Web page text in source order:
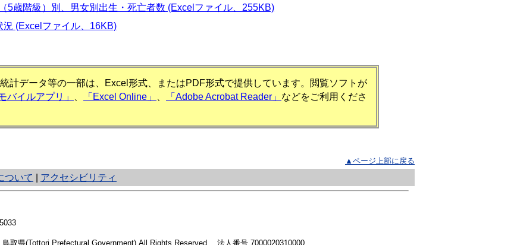
5歳階級）別、男女別出生・死亡者数 (Excelファイル、255KB)
(Excelファイル、16KB)
計データ等の一部は、Excel形式、またはPDF形式で提供しています。閲覧ソフトが
バイルアプリ」 「Excel Online」 「Adobe Acrobat Reader」 などをご利用くださ
▲ページ上部に戻る
ついて アクセシビリティ
鳥取県(Tottori Prefectural Government) All Rights Reserved. 法人番号 7000020310000